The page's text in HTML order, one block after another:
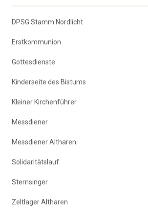
DPSG Stamm Nordlicht
Erstkommunion
Gottesdienste
Kinderseite des Bistums
Kleiner Kirchenführer
Messdiener
Messdiener Altharen
Solidaritätslauf
Sternsinger
Zeltlager Altharen